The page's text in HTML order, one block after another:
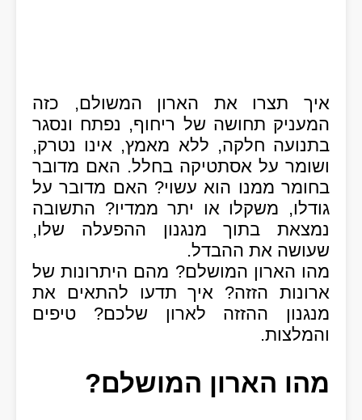
איך תצרו את הארון המשולם, כזה
המעניק תחושה של ריחוף, נפתח ונסגר
בתנועה חלקה, ללא מאמץ, אינו נטרק,
ושומר על אסתטיקה בחלל. האם מדובר
בחומר ממנו הוא עשוי? האם מדובר על
גודלו, משקלו או יתר ממדיו? התשובה
נמצאת בתוך מנגנון ההפעלה שלו,
שעושה את ההבדל.
מהו הארון המושלם? מהם היתרונות של
ארונות הזזה? איך תדעו להתאים את
מנגנון ההזזה לארון שלכם? טיפים
והמלצות.
מהו הארון המושלם?